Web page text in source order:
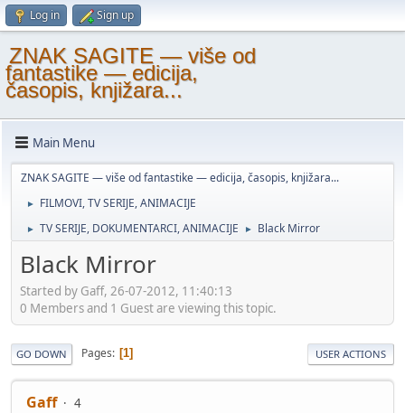
Log in Sign up
ZNAK SAGITE — više od
fantastike — edicija,
časopis, knjižara...
Main Menu
ZNAK SAGITE — više od fantastike — edicija, časopis, knjižara...
► FILMOVI, TV SERIJE, ANIMACIJE
► TV SERIJE, DOKUMENTARCI, ANIMACIJE ► Black Mirror
Black Mirror
Started by Gaff, 26-07-2012, 11:40:13
0 Members and 1 Guest are viewing this topic.
GO DOWN Pages 1 USER ACTIONS
Gaff 4